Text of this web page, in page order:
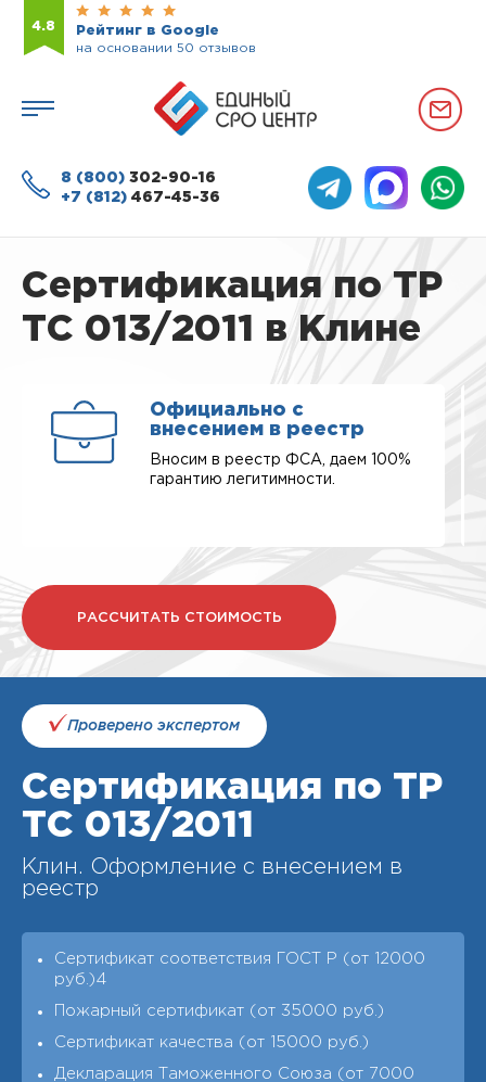
4.8
Рейтинг в Google
на основании 50 отзывов
8 (800) 302-90-16
+7 (812) 467-45-36
Сертификация по ТР
ТС 013/2011 в Клине
Официально с
внесением в реестр
Вносим в реестр ФСА, даем 100%
гарантию легитимности.
РАССЧИТАТЬ СТОИМОСТЬ
Проверено экспертом
Сертификация по ТР
ТС 013/2011
Клин. Оформление с внесением в
реестр
Сертификат соответствия ГОСТ Р (от 12000
руб.)4
Пожарный сертификат (от 35000 руб.)
Сертификат качества (от 15000 руб.)
Декларация Таможенного Союза (от 7000